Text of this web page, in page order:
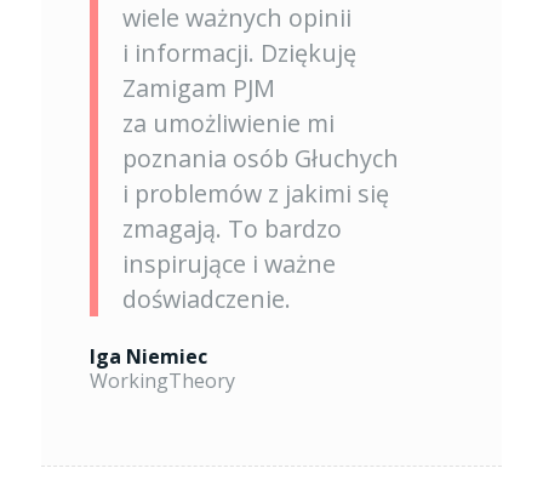
wiele ważnych opinii
i informacji. Dziękuję
Zamigam PJM
za umożliwienie mi
poznania osób Głuchych
i problemów z jakimi się
zmagają. To bardzo
inspirujące i ważne
doświadczenie.
Iga Niemiec
WorkingTheory